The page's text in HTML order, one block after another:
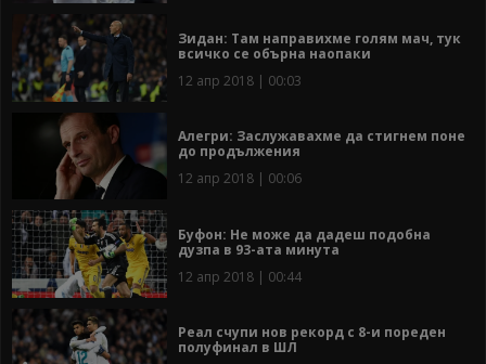
Зидан: Там направихме голям мач, тук
всичко се обърна наопаки
12 апр 2018 | 00:03
Алегри: Заслужавахме да стигнем поне
до продължения
12 апр 2018 | 00:06
Буфон: Не може да дадеш подобна
дузпа в 93-ата минута
12 апр 2018 | 00:44
Реал счупи нов рекорд с 8-и пореден
полуфинал в ШЛ